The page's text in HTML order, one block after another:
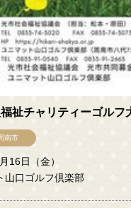
祉チャリティーゴルフ
南市
16日（金）
口ゴルフ倶楽部